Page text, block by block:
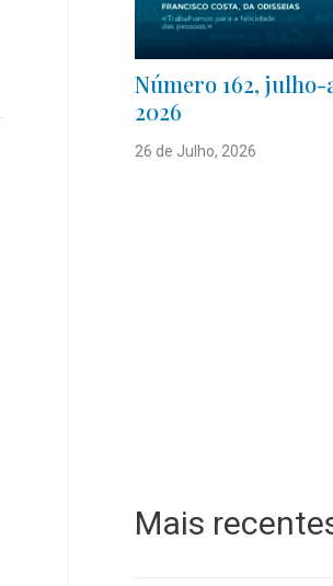
Número 162, julho-
2026
26 de Julho, 2026
Mais